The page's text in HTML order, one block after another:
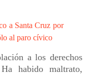
a Santa Cruz por
al paro cívico
a los derechos
habido maltrato,